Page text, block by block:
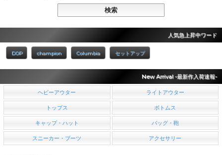
人気急上昇中ワード
DOP champion Columbia セットアップ
New Arrival -最新作入荷速報-
ヘビーアウター ライトアウター
トップス ボトムス
キャップ・ハット バッグ・鞄
スニーカー・ブーツ アクセサリー